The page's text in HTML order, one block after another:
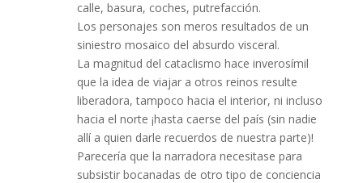
calle, basura, coches, putrefacción.
Los personajes son meros resultados de un
siniestro mosaico del absurdo visceral.
La magnitud del cataclismo hace inverosímil
que la idea de viajar a otros reinos resulte
liberadora, tampoco hacia el interior, ni incluso
hacia el norte ¡hasta caerse del país (sin nadie
allí a quien darle recuerdos de nuestra parte)!
Parecería que la narradora necesitase para
subsistir bocanadas de otro tipo de conciencia